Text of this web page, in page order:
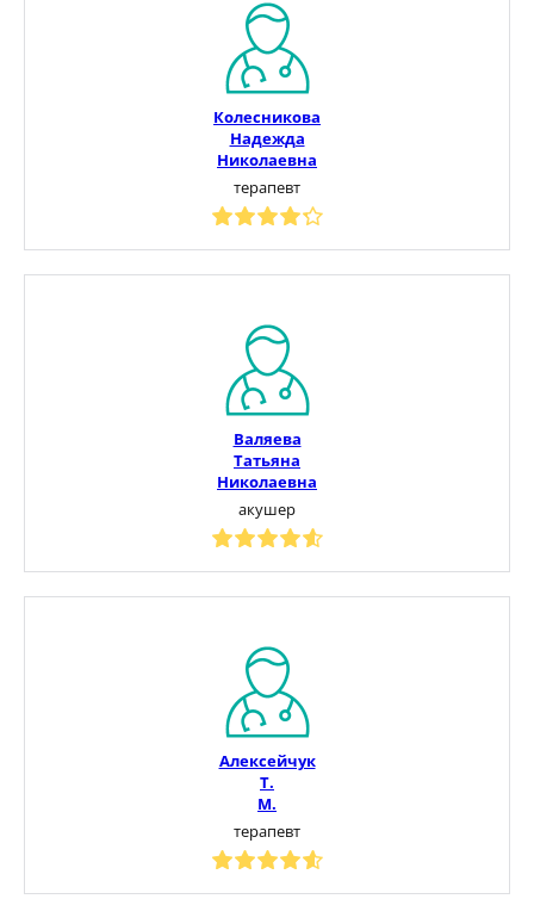
Колесникова
Надежда
Николаевна
терапевт
Валяева
Татьяна
Николаевна
акушер
Алексейчук
Т.
М.
терапевт